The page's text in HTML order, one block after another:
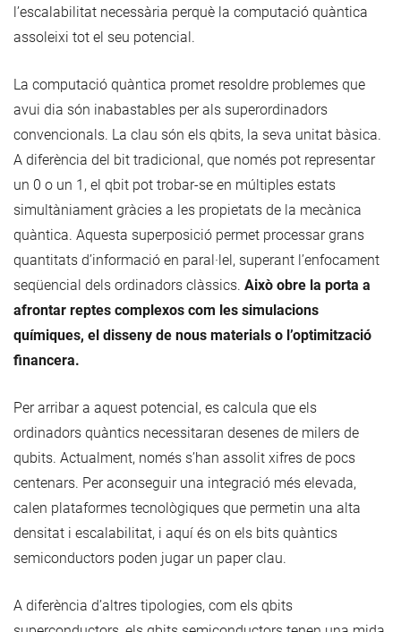
l’escalabilitat necessària perquè la computació quàntica
assoleixi tot el seu potencial.
La computació quàntica promet resoldre problemes que
avui dia són inabastables per als superordinadors
convencionals. La clau són els qbits, la seva unitat bàsica.
A diferència del bit tradicional, que només pot representar
un 0 o un 1, el qbit pot trobar-se en múltiples estats
simultàniament gràcies a les propietats de la mecànica
quàntica. Aquesta superposició permet processar grans
quantitats d’informació en paral·lel, superant l’enfocament
seqüencial dels ordinadors clàssics. Això obre la porta a
afrontar reptes complexos com les simulacions
químiques, el disseny de nous materials o l’optimització
financera.
Per arribar a aquest potencial, es calcula que els
ordinadors quàntics necessitaran desenes de milers de
qubits. Actualment, només s’han assolit xifres de pocs
centenars. Per aconseguir una integració més elevada,
calen plataformes tecnològiques que permetin una alta
densitat i escalabilitat, i aquí és on els bits quàntics
semiconductors poden jugar un paper clau.
A diferència d’altres tipologies, com els qbits